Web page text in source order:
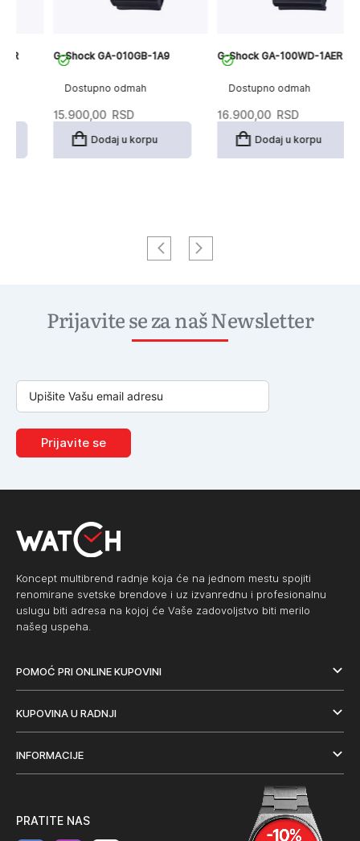
Dostupno odmah
G-Shock GA-010GB-1A9
15.900,00 RSD
Dodaj u korpu
Dostupno odmah
G-Shock GA-100WD-1AER
16.900,00 RSD
Dodaj u korpu
Prijavite se za naš Newsletter
Prijavite se
Koncept multibrend radnje koja će na jednom mestu spojiti
renomirane svetske brendove i uz izvanrednu i profesionalnu
uslugu biti adresa na kojoj će Vaše zadovoljstvo biti merilo
našeg uspeha.
POMOĆ PRI ONLINE KUPOVINI
KUPOVINA U RADNJI
INFORMACIJE
PRATITE NAS